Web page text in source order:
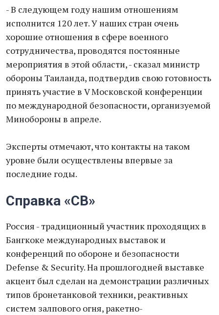
- В следующем году нашим отношениям
исполнится 120 лет. У наших стран очень
хорошие отношения в сфере военного
сотрудничества, проводятся постоянные
мероприятия в этой области, - сказал министр
обороны Таиланда, подтвердив свою готовность
принять участие в V Московской конференции
по международной безопасности, организуемой
Минобороны в апреле.
Эксперты отмечают, что контакты на таком
уровне были осуществлены впервые за
последние годы.
Справка «СВ»
Россия - традиционный участник проходящих в
Бангкоке международных выставок и
конференций по обороне и безопасности
Defense & Security. На прошлогодней выставке
акцент был сделан на демонстрации различных
типов бронетанковой техники, реактивных
систем залпового огня, ракетно-